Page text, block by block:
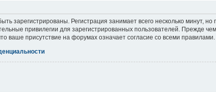
зарегистрированы. Регистрация занимает всего несколько минут,
привилегии для зарегистрированных пользователей. Прежде
ваше присутствие на форумах означает согласие со всеми правилами.